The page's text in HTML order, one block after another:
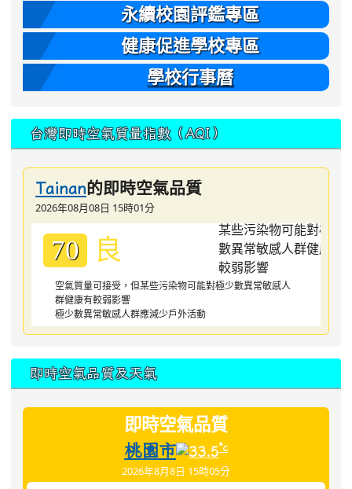
永續校園評鑑專區
健康促進學校專區
學校行事曆
台灣即時空氣質量指數（AQI）
Tainan的即時空氣品質
2026年08月08日 15時01分
70 良
空氣質量可接受，但某些污染物可能對極少數異常敏感人
群健康有較弱影響
極少數異常敏感人群應減少戶外活動
即時空氣品質及天氣
即時空氣品質
桃園市 33.5°c
2026年8月8日 15時05分